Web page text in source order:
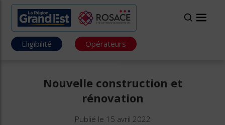
Eligibilité Opérateurs
Nouvelle construction et
rénovation
Publié le 15 avril 2022